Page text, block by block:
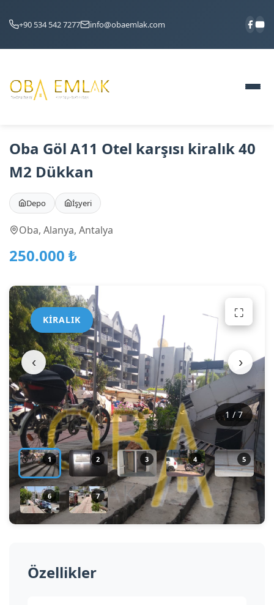
+90 534 542 7277 info@obaemlak.com
Oba Göl A11 Otel karşısı kiralık 40
M2 Dükkan
Depo İşyeri
Oba, Alanya, Antalya
250.000 ₺
KIRALIK
‹ ›
1 / 7
⛶
1 2 3 4 5
6 7
Özellikler